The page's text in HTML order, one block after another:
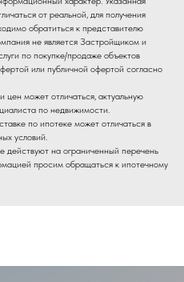
от реальной, для получения
обратиться к представителю
не является Застройщиком и
по покупке/продаже объектов
или публичной офертой согласно
цен может отличаться, актуальную
по недвижимости.
по ипотеке может отличаться в
условий.
действуют на ограниченный перечень
просим обращаться к ипотечному